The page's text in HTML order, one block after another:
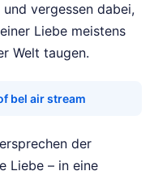
vergessen dabei,
Liebe meistens
Welt taugen.
bel air stream
der
Liebe – in eine